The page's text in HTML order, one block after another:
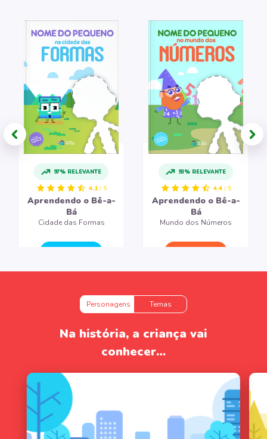
97% RELEVANTE
4.1 / 5
Aprendendo o Bê-a-
Bá
Cidade das Formas
93% RELEVANTE
4.4 / 5
Aprendendo o Bê-a-
Bá
Mundo dos Números
Personagens Temas
Na história, a criança vai
conhecer…